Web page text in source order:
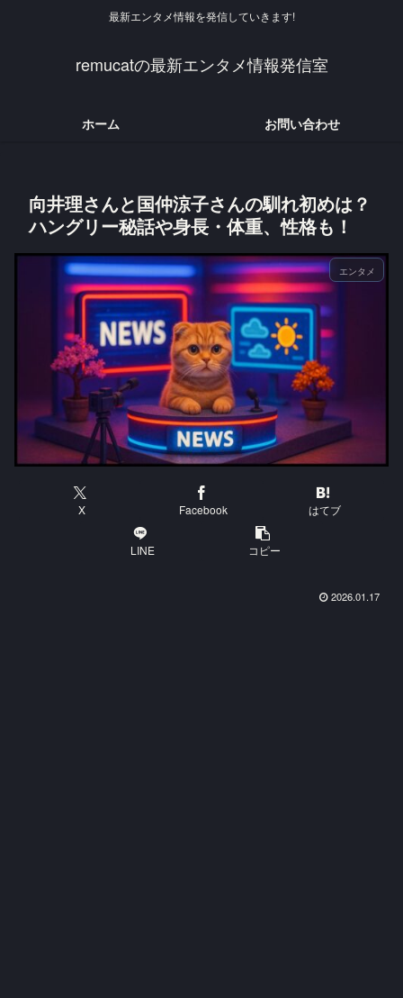
最新エンタメ情報を発信していきます!
remucatの最新エンタメ情報発信室
ホーム お問い合わせ
向井理さんと国仲涼子さんの馴れ初めは？
ハングリー秘話や身長・体重、性格も！
エンタメ
X Facebook はてブ
LINE コピー
2026.01.17